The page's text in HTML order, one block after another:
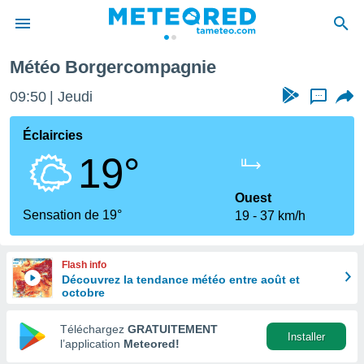
de
en
Météo Borgercompagnie
09:50 Jeudi ...
Éclaircies
19°
Sensation de 19°
Ouest
19
37 km/h
Flash info
Découvrez la tendance météo entre août et
octobre
Téléchargez GRATUITEMENT
l’application Meteored!
Installer